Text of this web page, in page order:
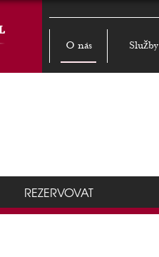
O nás Služby
REZERVOVAT